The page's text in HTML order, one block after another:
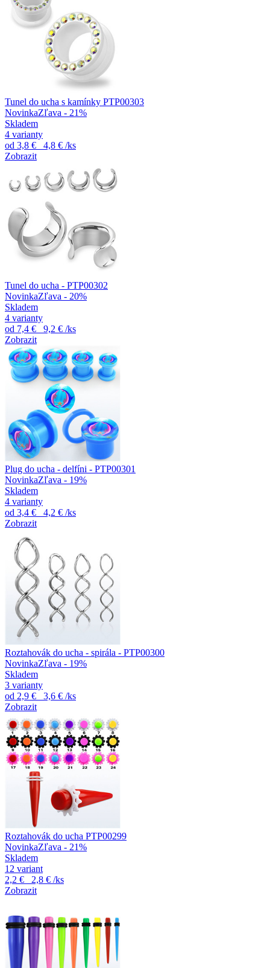
Tunel do ucha s kamínky PTP00303
NovinkaZľava - 21%
Skladem
4 varianty
od 3,8 € 4,8 € /ks
Zobrazit
Tunel do ucha - PTP00302
NovinkaZľava - 20%
Skladem
4 varianty
od 7,4 € 9,2 € /ks
Zobrazit
Plug do ucha - delfíni - PTP00301
NovinkaZľava - 19%
Skladem
4 varianty
od 3,4 € 4,2 € /ks
Zobrazit
Roztahovák do ucha - spirála - PTP00300
NovinkaZľava - 19%
Skladem
3 varianty
od 2,9 € 3,6 € /ks
Zobrazit
Roztahovák do ucha PTP00299
NovinkaZľava - 21%
Skladem
12 variant
2,2 €
2,8 € /ks
Zobrazit